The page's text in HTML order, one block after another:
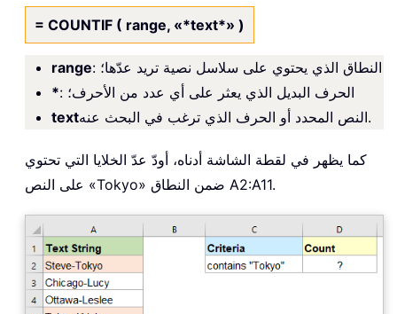
= COUNTIF ( range, «*text*» )
range : النطاق الذي يحتوي على سلاسل نصية تريد عدّها؛
* : الحرف البديل الذي يعثر على أي عدد من الأحرف؛
text
النص المحدد أو الحرف الذي ترغب في البحث عنه.
كما يظهر في لقطة الشاشة أدناه، أودّ عدّ الخلايا التي تحتوي
على النص «Tokyo» ضمن النطاق A2:A11.